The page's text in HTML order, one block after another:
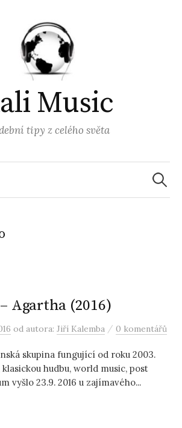
Music
tipy z celého světa
Agartha (2016)
od autora: Jiří Kalemba / 0 komentářů
skupina fungující od roku 2003.
hudbu, world music, post
vyšlo 23.9. 2016 u zajímavého...